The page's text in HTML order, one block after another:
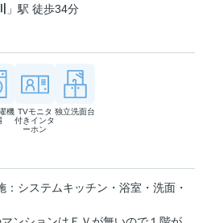
」駅 徒歩34分
機 TVモニタ
付きインタ
ーホン
独立洗面台
：システムキッチン・浴室・洗面・